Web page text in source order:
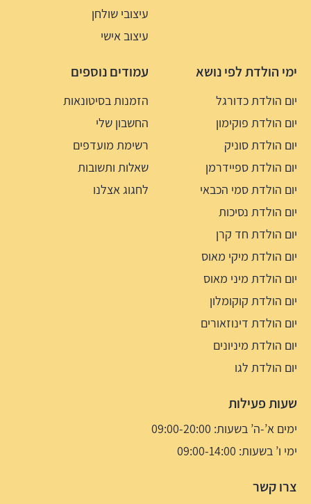
עיצובי שולחן
עיצוב אישי
ימי הולדת לפי נושא
יום הולדת כדורגל
יום הולדת פוקימון
יום הולדת סוניק
יום הולדת ספיידרמן
יום הולדת סמי הכבאי
יום הולדת נסיכות
יום הולדת חד קרן
יום הולדת מיקי מאוס
יום הולדת מיני מאוס
יום הולדת קוקומלון
יום הולדת דינוזאורים
יום הולדת מיניונים
יום הולדת לגו
עמודים נוספים
הזמנות בסיטונאות
החשבון שלי
רשימת מועדפים
שאלות ותשובות
לחגוג אצלנו
שעות פעילות
ימים א’-ה’ בשעות: 09:00-20:00
ימי ו’ בשעות: 09:00-14:00
צרו קשר